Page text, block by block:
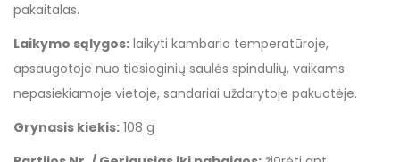
pakaitalas.
Laikymo sąlygos: laikyti kambario temperatūroje,
apsaugotoje nuo tiesioginių saulės spindulių, vaikams
nepasiekiamoje vietoje, sandariai uždarytoje pakuotėje.
Grynasis kiekis: 108 g